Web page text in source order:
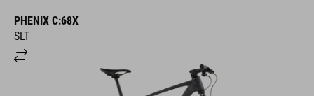
PHENIX C:68X
SLT